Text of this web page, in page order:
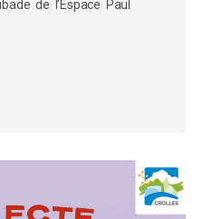
de l’Espace Paul